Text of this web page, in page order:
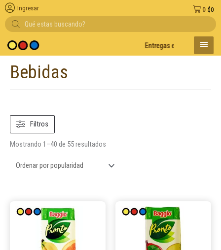
Búsqueda
de
productos
Entregas en el día en AMBA
$0
0
Ingresar
MENÚ
Bebidas
Filtros
Mostrando 1–40 de 55 resultados